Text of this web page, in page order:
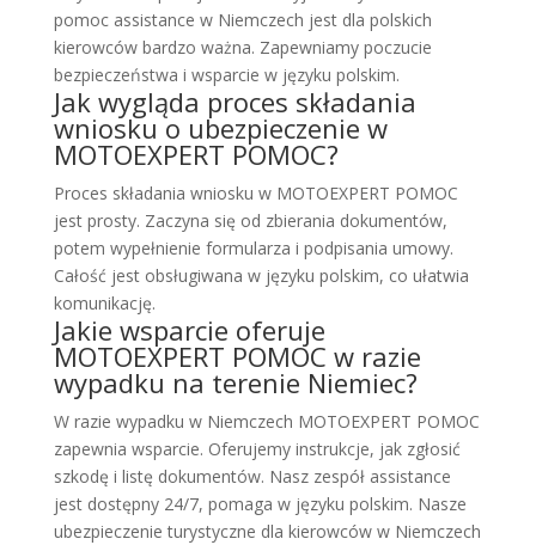
pomoc assistance w Niemczech jest dla polskich
kierowców bardzo ważna. Zapewniamy poczucie
bezpieczeństwa i wsparcie w języku polskim.
Jak wygląda proces składania
wniosku o ubezpieczenie w
MOTOEXPERT POMOC?
Proces składania wniosku w MOTOEXPERT POMOC
jest prosty. Zaczyna się od zbierania dokumentów,
potem wypełnienie formularza i podpisania umowy.
Całość jest obsługiwana w języku polskim, co ułatwia
komunikację.
Jakie wsparcie oferuje
MOTOEXPERT POMOC w razie
wypadku na terenie Niemiec?
W razie wypadku w Niemczech MOTOEXPERT POMOC
zapewnia wsparcie. Oferujemy instrukcje, jak zgłosić
szkodę i listę dokumentów. Nasz zespół assistance
jest dostępny 24/7, pomaga w języku polskim. Nasze
ubezpieczenie turystyczne dla kierowców w Niemczech